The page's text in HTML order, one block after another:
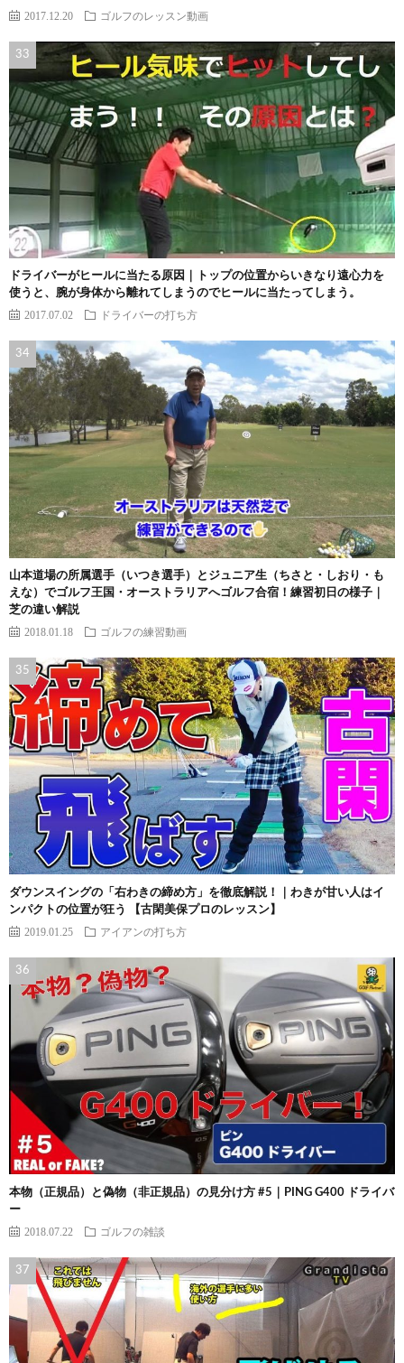
2017.12.20 ゴルフのレッスン動画
ドライバーがヒールに当たる原因｜トップの位置からいきなり遠心力を
使うと、腕が身体から離れてしまうのでヒールに当たってしまう。
2017.07.02 ドライバーの打ち方
山本道場の所属選手（いつき選手）とジュニア生（ちさと・しおり・も
えな）でゴルフ王国・オーストラリアへゴルフ合宿！練習初日の様子｜
芝の違い解説
2018.01.18 ゴルフの練習動画
ダウンスイングの「右わきの締め方」を徹底解説！｜わきが甘い人はイ
ンパクトの位置が狂う 【古閑美保プロのレッスン】
2019.01.25 アイアンの打ち方
本物（正規品）と偽物（非正規品）の見分け方 #5｜PING G400 ドライバ
ー
2018.07.22 ゴルフの雑談